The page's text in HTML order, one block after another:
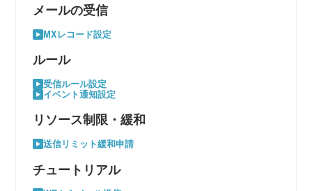
メールの受信
MXレコード設定
ルール
受信ルール設定
イベント通知設定
リソース制限・緩和
送信リミット緩和申請
チュートリアル